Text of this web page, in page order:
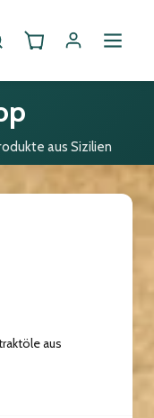
aus Sizilien
aus